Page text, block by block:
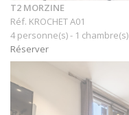
T2 MORZINE
Réf. KROCHET A01
4 personne(s) - 1 chambre(s)
Réserver